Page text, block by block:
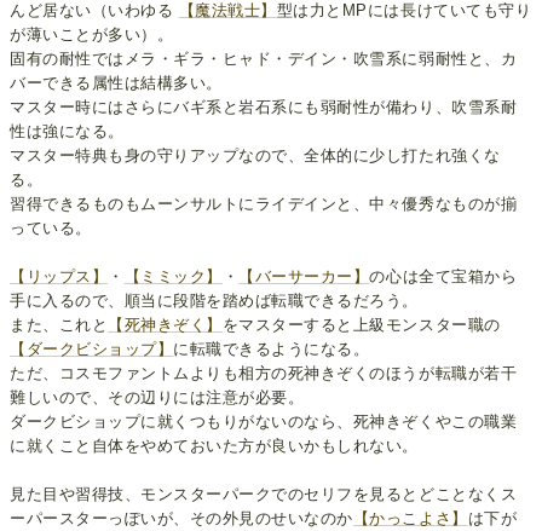
んど居ない（いわゆる 【魔法戦士】 型は力とMPには長けていても守り
が薄いことが多い）。
固有の耐性ではメラ・ギラ・ヒャド・デイン・吹雪系に弱耐性と、カ
バーできる属性は結構多い。
マスター時にはさらにバギ系と岩石系にも弱耐性が備わり、吹雪系耐
性は強になる。
マスター特典も身の守りアップなので、全体的に少し打たれ強くな
る。
習得できるものもムーンサルトにライデインと、中々優秀なものが揃
っている。
【リップス】 ・ 【ミミック】 ・ 【バーサーカー】の心は全て宝箱から
手に入るので、順当に段階を踏めば転職できるだろう。
また、これと
【死神きぞく】 をマスターすると上級モンスター職の
【ダークビショップ】 に転職できるようになる。
ただ、コスモファントムよりも相方の死神きぞくのほうが転職が若干
難しいので、その辺りには注意が必要。
ダークビショップに就くつもりがないのなら、死神きぞくやこの職業
に就くこと自体をやめておいた方が良いかもしれない。
見た目や習得技、モンスターパークでのセリフを見るとどことなくス
ーパースターっぽいが、その外見のせいなのか 【かっこよさ】 は下が